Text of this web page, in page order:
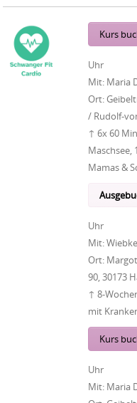
Kurs
Uhr
Mit: Maria
Ort:
/ Rudolf-
↑ 6x 60
Maschsee,
Mamas &
Uhr
Mit:
Ort:
90, 30173
↑ 8-
mit
Kurs
Uhr
Mit: Maria